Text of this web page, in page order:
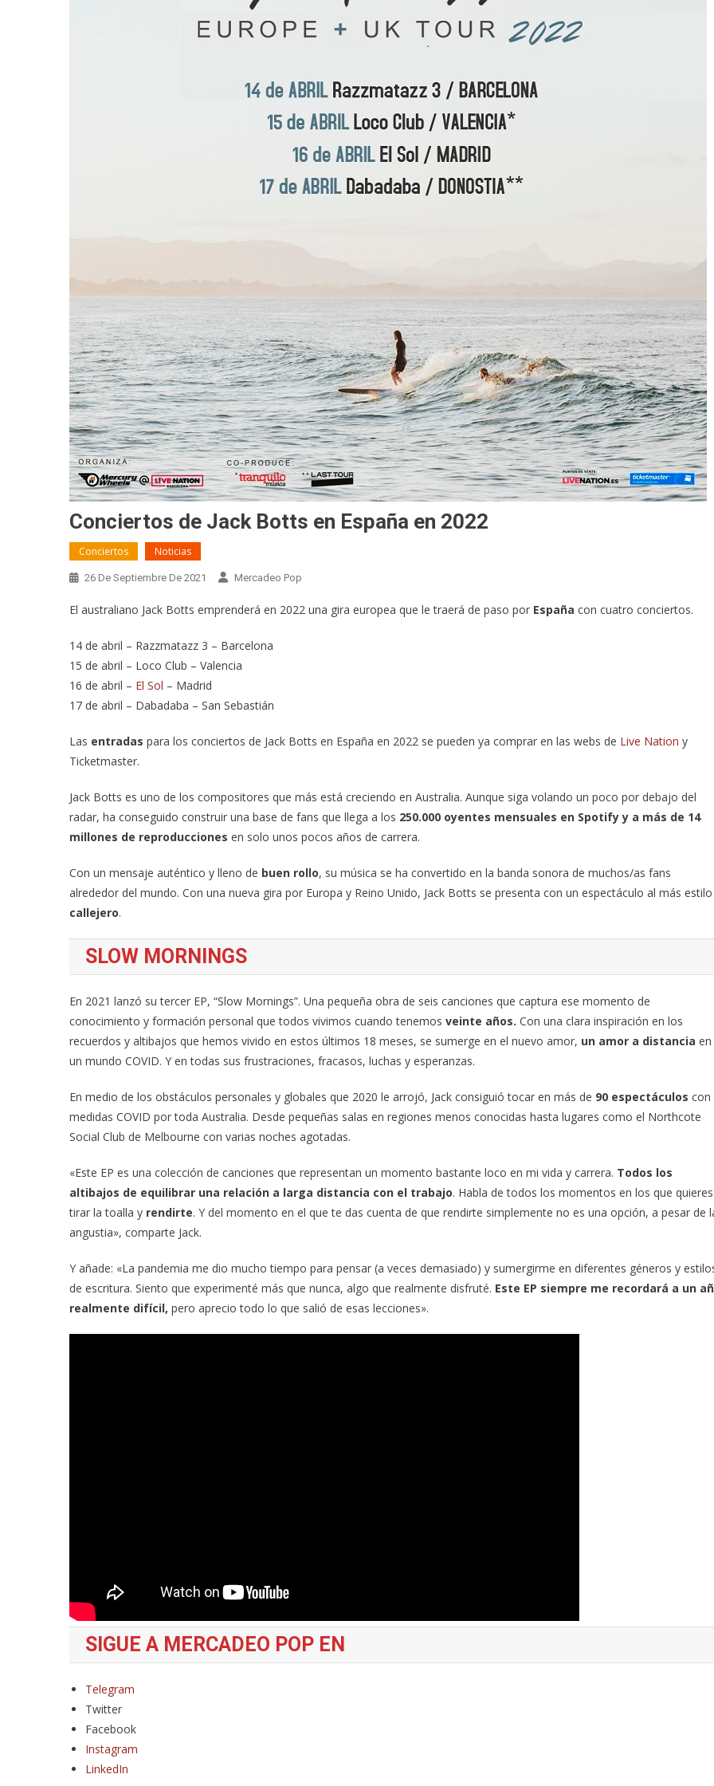
Conciertos de Jack Botts en España en 2022
Conciertos Noticias
26 De Septiembre De 2021 Mercadeo Pop
El australiano Jack Botts emprenderá en 2022 una gira europea que le traerá de paso por España con cuatro conciertos.
14 de abril – Razzmatazz 3 – Barcelona
15 de abril – Loco Club – Valencia
16 de abril – El Sol – Madrid
17 de abril – Dabadaba – San Sebastián
Las entradas para los conciertos de Jack Botts en España en 2022 se pueden ya comprar en las webs de Live Nation y
Ticketmaster.
Jack Botts es uno de los compositores que más está creciendo en Australia. Aunque siga volando un poco por debajo del
radar, ha conseguido construir una base de fans que llega a los 250.000 oyentes mensuales en Spotify y a más de 14
millones de reproducciones en solo unos pocos años de carrera.
Con un mensaje auténtico y lleno de buen rollo, su música se ha convertido en la banda sonora de muchos/as fans
alrededor del mundo. Con una nueva gira por Europa y Reino Unido, Jack Botts se presenta con un espectáculo al más estilo
callejero.
SLOW MORNINGS
En 2021 lanzó su tercer EP, “Slow Mornings”. Una pequeña obra de seis canciones que captura ese momento de
conocimiento y formación personal que todos vivimos cuando tenemos veinte años. Con una clara inspiración en los
recuerdos y altibajos que hemos vivido en estos últimos 18 meses, se sumerge en el nuevo amor, un amor a distancia en
un mundo COVID. Y en todas sus frustraciones, fracasos, luchas y esperanzas.
En medio de los obstáculos personales y globales que 2020 le arrojó, Jack consiguió tocar en más de 90 espectáculos con
medidas COVID por toda Australia. Desde pequeñas salas en regiones menos conocidas hasta lugares como el Northcote
Social Club de Melbourne con varias noches agotadas.
«Este EP es una colección de canciones que representan un momento bastante loco en mi vida y carrera. Todos los
altibajos de equilibrar una relación a larga distancia con el trabajo. Habla de todos los momentos en los que quieres
tirar la toalla y rendirte. Y del momento en el que te das cuenta de que rendirte simplemente no es una opción, a pesar de
angustia», comparte Jack.
Y añade: «La pandemia me dio mucho tiempo para pensar (a veces demasiado) y sumergirme en diferentes géneros y
de escritura. Siento que experimenté más que nunca, algo que realmente disfruté. Este EP siempre me recordará a un
realmente difícil, pero aprecio todo lo que salió de esas lecciones».
SIGUE A MERCADEO POP EN
Telegram
Twitter
Facebook
Instagram
LinkedIn